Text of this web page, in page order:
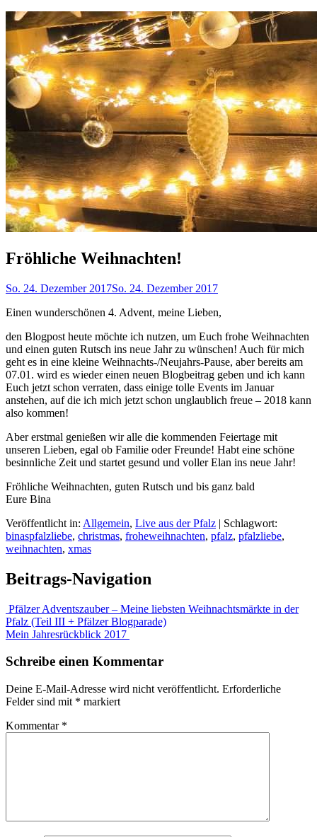
Fröhliche Weihnachten!
So. 24. Dezember 2017So. 24. Dezember 2017
Einen wunderschönen 4. Advent, meine Lieben,
den Blogpost heute möchte ich nutzen, um Euch frohe Weihnachten
und einen guten Rutsch ins neue Jahr zu wünschen! Auch für mich
geht es in eine kleine Weihnachts-/Neujahrs-Pause, aber bereits am
07.01. wird es wieder einen neuen Blogbeitrag geben und ich kann
Euch jetzt schon verraten, dass einige tolle Events im Januar
anstehen, auf die ich mich jetzt schon unglaublich freue – 2018 kann
also kommen!
Aber erstmal genießen wir alle die kommenden Feiertage mit
unseren Lieben, egal ob Familie oder Freunde! Habt eine schöne
besinnliche Zeit und startet gesund und voller Elan ins neue Jahr!
Fröhliche Weihnachten, guten Rutsch und bis ganz bald
Eure Bina
Veröffentlicht in: Allgemein, Live aus der Pfalz | Schlagwort:
binaspfalzliebe, christmas, froheweihnachten, pfalz, pfalzliebe,
weihnachten, xmas
Beitrags-Navigation
Pfälzer Adventszauber – Meine liebsten Weihnachtsmärkte in der
Pfalz (Teil III + Pfälzer Blogparade)
Mein Jahresrückblick 2017
Schreibe einen Kommentar
Deine E-Mail-Adresse wird nicht veröffentlicht. Erforderliche
Felder sind mit * markiert
Kommentar *